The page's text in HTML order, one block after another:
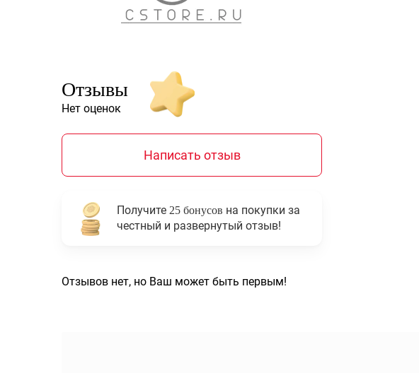
Отзывы
Нет оценок
Написать отзыв
Получите 25 бонусов на покупки за
честный и развернутый отзыв!
Отзывов нет, но Ваш может быть первым!